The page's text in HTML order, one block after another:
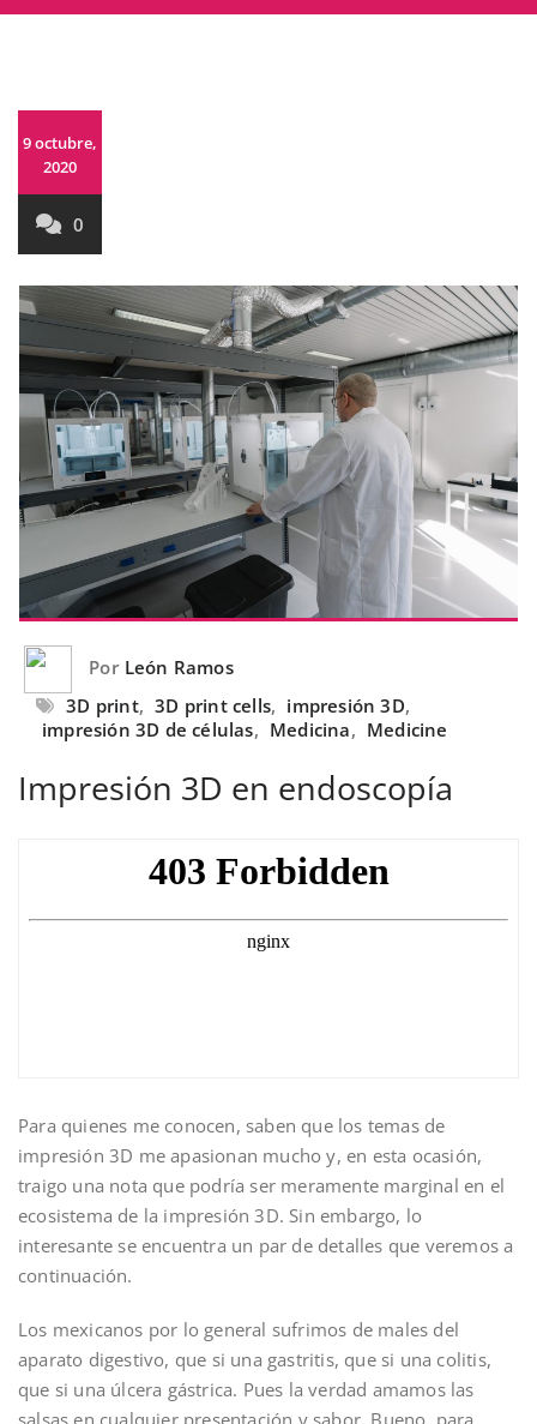
9 octubre,
2020
0
Por León Ramos
3D print, 3D print cells, impresión 3D,
impresión 3D de células, Medicina, Medicine
Impresión 3D en endoscopía
Para quienes me conocen, saben que los temas de
impresión 3D me apasionan mucho y, en esta ocasión,
traigo una nota que podría ser meramente marginal en el
ecosistema de la impresión 3D. Sin embargo, lo
interesante se encuentra un par de detalles que veremos a
continuación.
Los mexicanos por lo general sufrimos de males del
aparato digestivo, que si una gastritis, que si una colitis,
que si una úlcera gástrica. Pues la verdad amamos las